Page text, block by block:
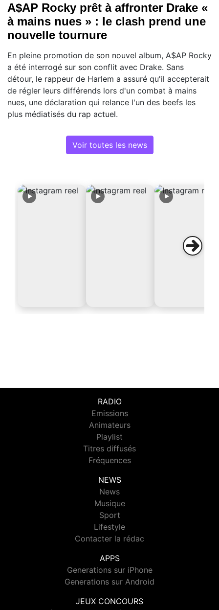
A$AP Rocky prêt à affronter Drake «
à mains nues » : le clash prend une
nouvelle tournure
En pleine promotion de son nouvel album, A$AP Rocky
a été interrogé sur son conflit avec Drake. Sans
détour, le rappeur de Harlem a assuré qu'il accepterait
de régler leurs différends lors d'un combat à mains
nues, une déclaration qui relance l'un des beefs les
plus médiatisés du rap actuel.
Voir toutes les news
RADIO
Emissions
Animateurs
Playlist
Titres diffusés
Fréquences
NEWS
News
Musique
Sport
Lifestyle
Contacter la rédac
APPS
Generations sur iPhone
Generations sur Android
JEUX CONCOURS